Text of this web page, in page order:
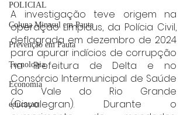
POLICIAL
Coluna Minasul em Pauta
Prevenção em Pauta
Tecnologia
Economia
educaçao
A investigação teve origem na
operação Limpidus, da Polícia Civil,
deflagrada em dezembro de 2024
para apurar indícios de corrupção
na Prefeitura de Delta e no
Consórcio Intermunicipal de Saúde
do Vale do Rio Grande
(Cisvalegran). Durante o